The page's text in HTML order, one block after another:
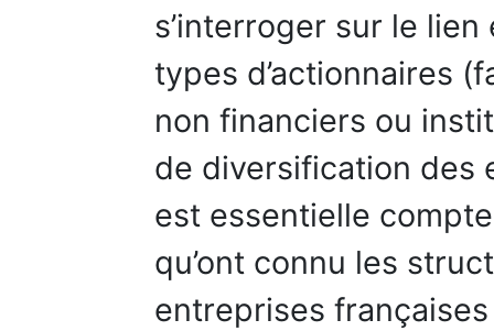
s’interroger sur le
types d’actionnaires
non financiers ou
de diversification des
est essentielle
qu’ont connu les
entreprises